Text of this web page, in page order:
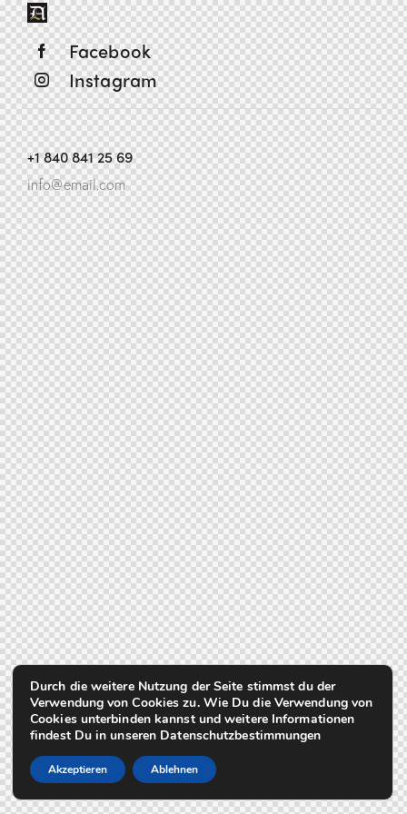
Facebook
Instagram
+1 840 841 25 69
info@email.com
Durch die weitere Nutzung der Seite stimmst du der
Verwendung von Cookies zu. Wie Du die Verwendung von
Cookies unterbinden kannst und weitere Informationen
findest Du in unseren Datenschutzbestimmungen
Akzeptieren Ablehnen